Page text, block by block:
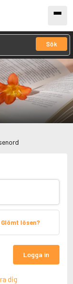
Sök
Glömt lösen?
Logga in
dig